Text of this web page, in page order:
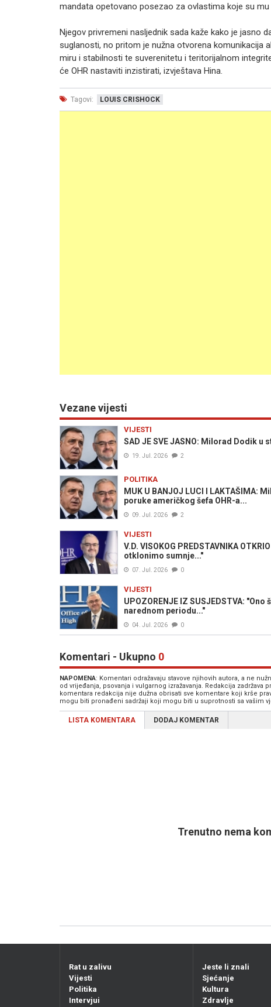
mandata opetovano posezao za ovlastima koje su mu
Njegov privremeni nasljednik sada kaže kako je jasno
suglanosti, no pritom je nužna otvorena komunikacija
miru i stabilnosti te suverenitetu i teritorijalnom
će OHR nastaviti inzistirati, izvještava Hina.
Tagovi: LOUIS CRISHOCK
Vezane vijesti
VIJESTI
SAD JE SVE JASNO: Milorad Dodik u
19. Jul. 2026 2
POLITIKA
MUK U BANJOJ LUCI I
poruke američkog šefa OHR-a...
09. Jul. 2026 2
VIJESTI
V.D. VISOKOG PREDSTAVNIKA
otklonimo sumnje..."
07. Jul. 2026 0
VIJESTI
UPOZORENJE IZ SUSJEDSTVA:
narednom periodu..."
04. Jul. 2026 0
Komentari - Ukupno 0
NAPOMENA: Komentari odražavaju stavove njihovih autora, a ne
od vrijeđanja, psovanja i vulgarnog izražavanja. Redakcija
komentara redakcija nije dužna obrisati sve komentare koji krše
mogu biti pronađeni sadržaji koji mogu biti u suprotnosti sa vašim
LISTA KOMENTARA DODAJ KOMENTAR
Trenutno nema
Rat u zalivu
Vijesti
Politika
Intervjui
Jeste li znali
Sjećanje
Kultura
Zdravlje